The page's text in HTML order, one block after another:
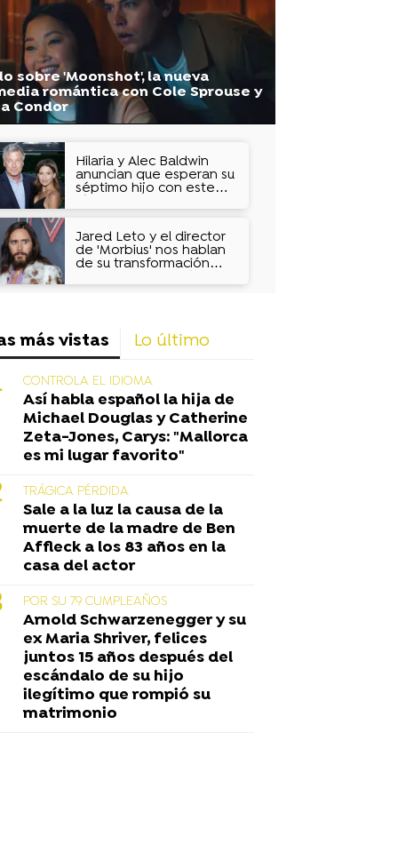
sobre 'Moonshot', la nueva
romántica con Cole Sprouse y
Condor
Hilaria y Alec Baldwin
anuncian que esperan su
séptimo hijo con este
sorpresa"
Jared Leto y el director
de 'Morbius' nos hablan
de su transformación
pensé que iba a hacerse
más vistas Lo último
CONTROLA EL IDIOMA
Así habla español la hija de
Michael Douglas y Catherine
Zeta-Jones, Carys: "Mallorca
es mi lugar favorito"
TRÁGICA PÉRDIDA
Sale a la luz la causa de la
muerte de la madre de Ben
Affleck a los 83 años en la
casa del actor
POR SU 79 CUMPLEAÑOS
Arnold Schwarzenegger y su
ex Maria Shriver, felices
juntos 15 años después del
escándalo de su hijo
ilegítimo que rompió su
matrimonio